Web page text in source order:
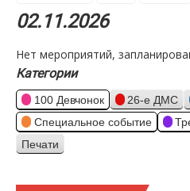
День
Год
02.11.2026
Нет мероприятий,
Категории
100 Девчонок 26-е ДМС
Специальное событие
Просмотр
Печати